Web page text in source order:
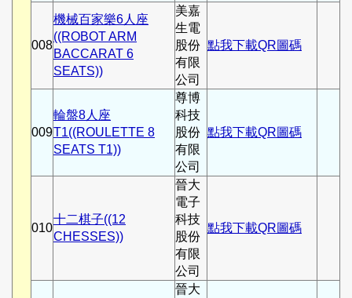
008
機械百家樂6人座
((ROBOT ARM
BACCARAT 6
SEATS))
美嘉
生電
股份
有限
公司
點我下載QR圖碼
009
輪盤8人座
T1((ROULETTE 8
SEATS T1))
尊博
科技
股份
有限
公司
點我下載QR圖碼
010
十二棋子((12
CHESSES))
晉大
電子
科技
股份
有限
公司
點我下載QR圖碼
晉大